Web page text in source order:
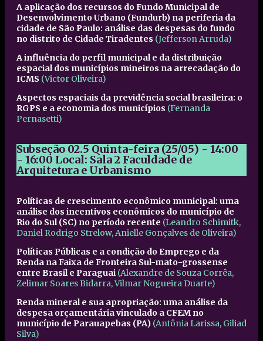
A aplicação dos recursos do Fundo Municipal de
Desenvolvimento Urbano (Fundurb) na periferia da
cidade de São Paulo: análise das despesas do fundo
no distrito de Cidade Tiradentes (Jefferson Arruda)
A influência do perfil municipal e da distribuição
espacial dos municípios mineiros na arrecadação do
ICMS (Victor Oliveira)
Aspectos espaciais da previdência social brasileira: o
RGPS e a economia dos municípios (Fernanda
Pernasetti)
Subseção 02.5 Quinta-feira (25/05) - 14:00
- 16:00 Local: Sala 2 Faculdade de
Arquitetura e Urbanismo
Políticas de crescimento econômico municipal: uma
análise dos incentivos econômicos do município de
Rio do Sul (SC) no período recente (Leandro Schimitk,
Daniel Rodrigo Strelow, Anielle Gonçalves de Oliveira)
Políticas Públicas e a condição do Emprego e da
Renda na Faixa de Fronteira Sul-mato-grossense
entre Brasil e Paraguai (Alexandre de Souza Corrêa,
Zelimar Soares Bidarra, Vilmar Nogueira Duarte)
Renda mineral e sua apropriação: uma análise da
despesa orçamentária vinculado a CFEM no
município de Parauapebas (PA) (Antônia Larissa, Giliad
Silva)